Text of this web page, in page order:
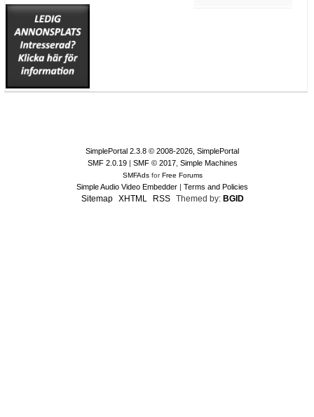
SimplePortal 2.3.8 © 2008-2026, SimplePortal
SMF 2.0.19| SMF © 2017, Simple Machines
SMFAdsforFree Forums
Simple Audio Video Embedder | Terms and Policies
Sitemap XHTML RSS Themed by: BGID